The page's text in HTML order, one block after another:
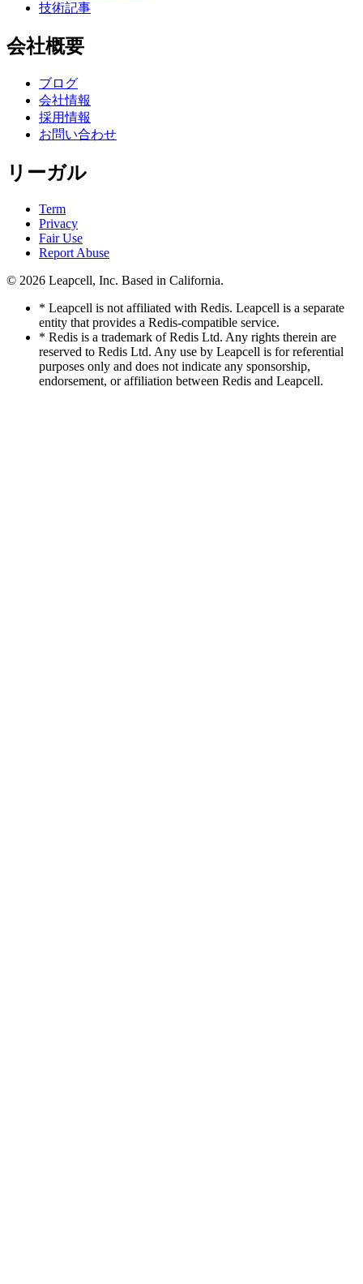
技術記事
会社概要
ブログ
会社情報
採用情報
お問い合わせ
リーガル
Term
Privacy
Fair Use
Report Abuse
© 2026 Leapcell, Inc. Based in California.
* Leapcell is not affiliated with Redis. Leapcell is a separate
entity that provides a Redis-compatible service.
* Redis is a trademark of Redis Ltd. Any rights therein are
reserved to Redis Ltd. Any use by Leapcell is for referential
purposes only and does not indicate any sponsorship,
endorsement, or affiliation between Redis and Leapcell.